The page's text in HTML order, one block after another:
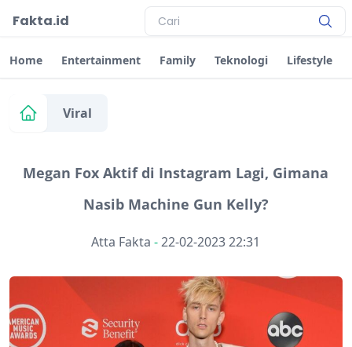
Fakta.id
Home Entertainment Family Teknologi Lifestyle
Viral
Megan Fox Aktif di Instagram Lagi, Gimana
Nasib Machine Gun Kelly?
Atta Fakta -22-02-2023 22:31